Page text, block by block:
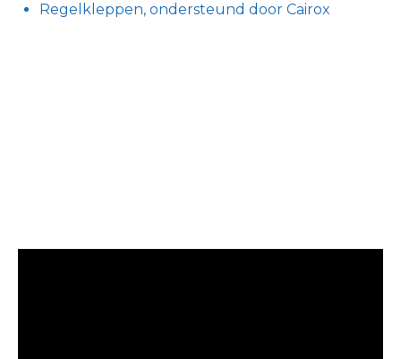
Regelkleppen, ondersteund door Cairox